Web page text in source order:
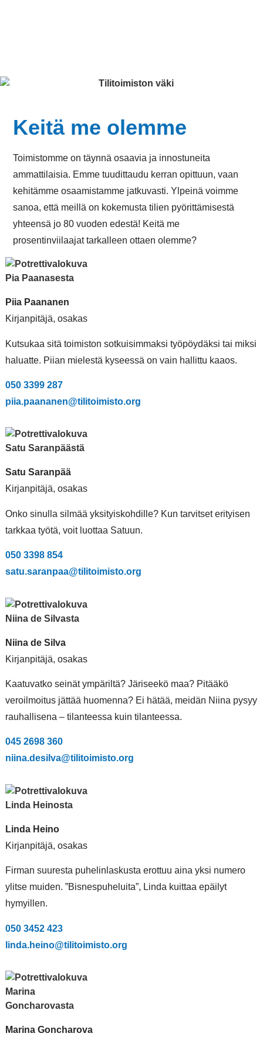
Keitä me olemme
Toimistomme on täynnä osaavia ja innostuneita
ammattilaisia. Emme tuudittaudu kerran opittuun, vaan
kehitämme osaamistamme jatkuvasti. Ylpeinä voimme
sanoa, että meillä on kokemusta tilien pyörittämisestä
yhteensä jo 80 vuoden edestä! Keitä me
prosentinviilaajat tarkalleen ottaen olemme?
Piia Paananen
Kirjanpitäjä, osakas
Kutsukaa sitä toimiston sotkuisimmaksi työpöydäksi tai miksi
haluatte. Piian mielestä kyseessä on vain hallittu kaaos.
050 3399 287
piia.paananen@tilitoimisto.org
Satu Saranpää
Kirjanpitäjä, osakas
Onko sinulla silmää yksityiskohdille? Kun tarvitset erityisen
tarkkaa työtä, voit luottaa Satuun.
050 3398 854
satu.saranpaa@tilitoimisto.org
Niina de Silva
Kirjanpitäjä, osakas
Kaatuvatko seinät ympäriltä? Järiseekö maa? Pitääkö
veroilmoitus jättää huomenna? Ei hätää, meidän Niina pysyy
rauhallisena – tilanteessa kuin tilanteessa.
045 2698 360
niina.desilva@tilitoimisto.org
Linda Heino
Kirjanpitäjä, osakas
Firman suuresta puhelinlaskusta erottuu aina yksi numero
ylitse muiden. ”Bisnespuheluita”, Linda kuittaa epäilyt
hymyillen.
050 3452 423
linda.heino@tilitoimisto.org
Marina Goncharova